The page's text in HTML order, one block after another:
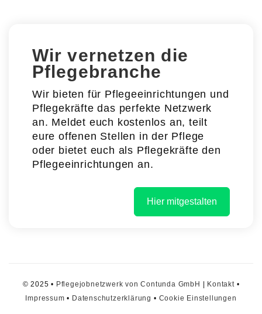
Wir vernetzen die
Pflegebranche
Wir bieten für Pflegeeinrichtungen und
Pflegekräfte das perfekte Netzwerk
an. Meldet euch kostenlos an, teilt
eure offenen Stellen in der Pflege
oder bietet euch als Pflegekräfte den
Pflegeeinrichtungen an.
Hier mitgestalten
© 2025 • Pflegejobnetzwerk von Contunda GmbH Kontakt•
Impressum • Datenschutzerklärung • Cookie Einstellungen